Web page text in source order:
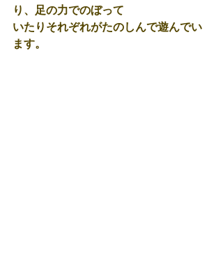
り、足の力でのぼって
いたりそれぞれがたのしんで遊んでい
ます。